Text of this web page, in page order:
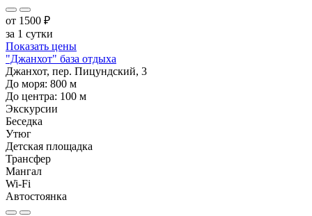
от 1500 ₽
за 1 сутки
Показать цены
"Джанхот" база отдыха
Джанхот, пер. Пицундский, 3
До моря: 800 м
До центра: 100 м
Экскурсии
Беседка
Утюг
Детская площадка
Трансфер
Мангал
Wi-Fi
Автостоянка